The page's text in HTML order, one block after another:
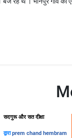
सदगुरू और सत दीक्षा
द्वाराprem chand hembram